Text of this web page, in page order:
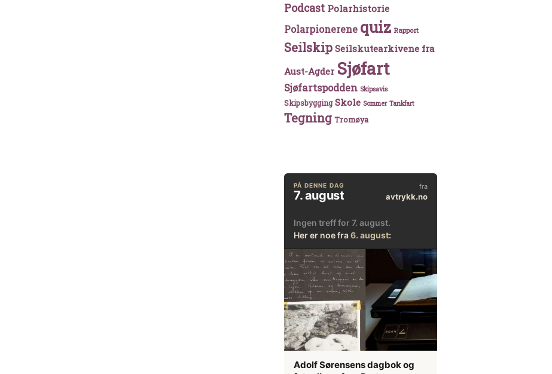
Podcast Polarhistorie
Polarpionerene quiz Rapport
Seilskip Seilskutearkivene fra
Aust-Agder Sjøfart
Sjøfartspodden Skipsavis
Skipsbygging Skole Sommer Tankfart
Tegning Tromøya